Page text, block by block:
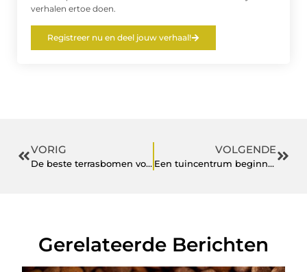
verhalen ertoe doen.
Registreer nu en deel jouw verhaal!
VORIG
De beste terrasbomen voor kleine en grote ruimtes: Welke is geschikt voor u?
VOLGENDE
Een tuincentrum beginnen? Dit zijn de basisprincipes die je moet weten!
Gerelateerde Berichten